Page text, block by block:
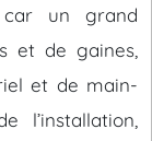
un grand
et de gaines,
et de main-
l’installation,